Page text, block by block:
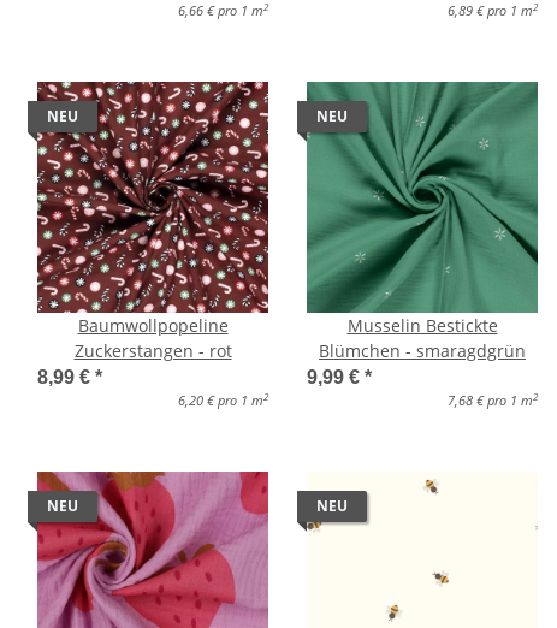
6,66 € pro 1 m2 6,89 € pro 1 m2
NEU
Baumwollpopeline
Zuckerstangen - rot
8,99 € *
6,20 € pro 1 m2
NEU
Musselin Bestickte
Blümchen - smaragdgrün
9,99 € *
7,68 € pro 1 m2
NEU NEU